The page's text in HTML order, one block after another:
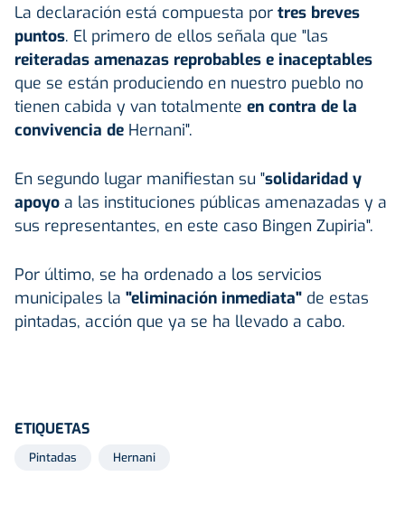
La declaración está compuesta por tres breves
puntos. El primero de ellos señala que "las
reiteradas amenazas reprobables e inaceptables
que se están produciendo en nuestro pueblo no
tienen cabida y van totalmente en contra de la
convivencia de Hernani".
En segundo lugar manifiestan su "solidaridad y
apoyo a las instituciones públicas amenazadas y a
sus representantes, en este caso Bingen Zupiria".
Por último, se ha ordenado a los servicios
municipales la "eliminación inmediata" de estas
pintadas, acción que ya se ha llevado a cabo.
ETIQUETAS
Pintadas Hernani